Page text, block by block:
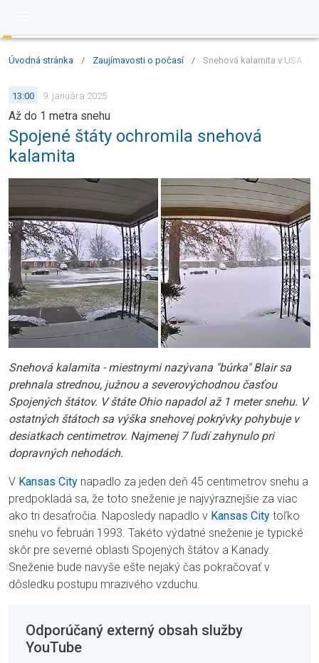
Úvodná stránka / Zaujímavosti o počasí / Snehová kalamita v USA:
13:00 9. januára 2025
Až do 1 metra snehu
Spojené štáty ochromila snehová
kalamita
Snehová kalamita - miestnymi nazývana "búrka" Blair sa
prehnala strednou, južnou a severovýchodnou časťou
Spojených štátov. V štáte Ohio napadol až 1 meter snehu. V
ostatných štátoch sa výška snehovej pokrývky pohybuje v
desiatkach centimetrov. Najmenej 7 ľudí zahynulo pri
dopravných nehodách.
V Kansas City napadlo za jeden deň 45 centimetrov snehu a
predpokladá sa, že toto sneženie je najvýraznejšie za viac
ako tri desaťročia. Naposledy napadlo v Kansas City toľko
snehu vo februári 1993. Takéto výdatné sneženie je typické
skôr pre severné oblasti Spojených štátov a Kanady.
Sneženie bude navyše ešte nejaký čas pokračovať v
dôsledku postupu mrazivého vzduchu.
Odporúčaný externý obsah služby
YouTube